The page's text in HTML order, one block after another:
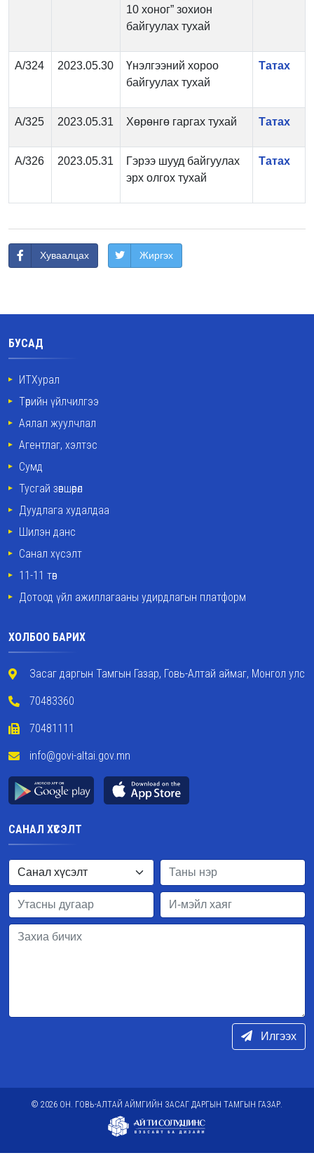
10 хоног” зохион
байгуулах тухай
А/324 2023.05.30
Үнэлгээний хороо
байгуулах тухай
Татах
А/325 2023.05.31 Хөрөнгө гаргах тухай Татах
А/326 2023.05.31
Гэрээ шууд байгуулах
эрх олгох тухай
Татах
Хуваалцах Жиргэх
БУСАД
ИТХурал
Төрийн үйлчилгээ
Аялал жуулчлал
Агентлаг, хэлтэс
Сумд
Тусгай зөвшөөрөл
Дуудлага худалдаа
Шилэн данс
Санал хүсэлт
11-11 төв
Дотоод үйл ажиллагааны удирдлагын платформ
ХОЛБОО БАРИХ
Засаг даргын Тамгын Газар, Говь-Алтай аймаг, Монгол улс
70483360
70481111
info@govi-altai.gov.mn
САНАЛ ХҮСЭЛТ
Илгээх
© 2026 ОН. ГОВЬ-АЛТАЙ АЙМГИЙН ЗАСАГ ДАРГЫН ТАМГЫН ГАЗАР.